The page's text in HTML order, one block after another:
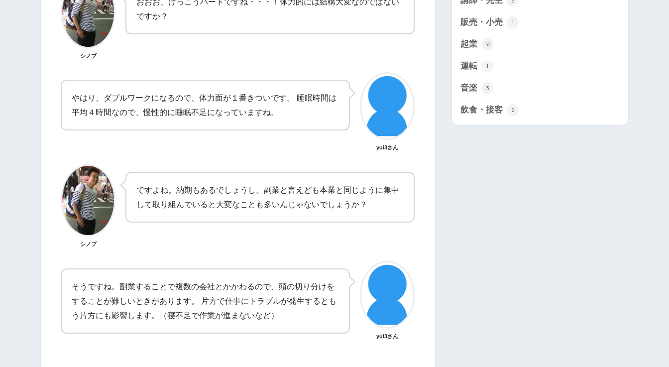
シノブ
ですか？
やはり、ダブルワークになるので、体力面が１番きついです。 睡眠時間は
平均４時間なので、慢性的に睡眠不足になっていますね。
yui3さん
シノブ
ですよね。納期もあるでしょうし。副業と言えども本業と同じように集中
して取り組んでいると大変なことも多いんじゃないでしょうか？
そうですね。副業することで複数の会社とかかわるので、頭の切り分けを
することが難しいときがあります。 片方で仕事にトラブルが発生するとも
う片方にも影響します。（寝不足で作業が進まないなど）
yui3さん
販売・小売 1
起業 16
運転 1
音楽 3
飲食・接客 2